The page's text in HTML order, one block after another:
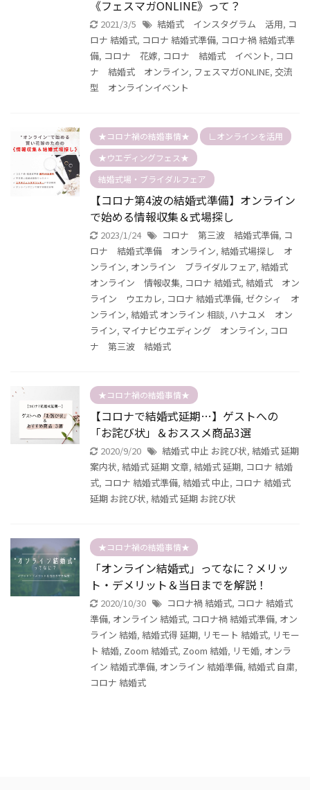
《フェスマガONLINE》って？
2021/3/5 結婚式 インスタグラム 活用, コ
ロナ 結婚式, コロナ 結婚式準備, コロナ禍 結婚式準
備, コロナ 花嫁, コロナ 結婚式 イベント, コロ
ナ 結婚式 オンライン, フェスマガONLINE, 交流
型 オンラインイベント
★コロナ禍の結婚事情★
∟オンラインを活用
★ウエディングフェス★
結婚式場・ブライダルフェア
【コロナ第4波の結婚式準備】オンライン
で始める情報収集＆式場探し
2023/1/24 コロナ 第三波 結婚式準備, コ
ロナ 結婚式準備 オンライン, 結婚式場探し オ
ンライン, オンライン ブライダルフェア, 結婚式
オンライン 情報収集, コロナ 結婚式, 結婚式 オン
ライン ウエカレ, コロナ 結婚式準備, ゼクシィ オ
ンライン, 結婚式 オンライン 相談, ハナユメ オン
ライン, マイナビウエディング オンライン, コロ
ナ 第三波 結婚式
★コロナ禍の結婚事情★
【コロナで結婚式延期…】ゲストへの
「お詫び状」＆おススメ商品3選
2020/9/20 結婚式 中止 お詫び状, 結婚式 延期
案内状, 結婚式 延期 文章, 結婚式 延期, コロナ 結婚
式, コロナ 結婚式準備, 結婚式 中止, コロナ 結婚式
延期 お詫び状, 結婚式 延期 お詫び状
★コロナ禍の結婚事情★
「オンライン結婚式」ってなに？メリッ
ト・デメリット＆当日までを解説！
2020/10/30 コロナ禍 結婚式, コロナ 結婚式
準備, オンライン 結婚式, コロナ禍 結婚式準備, オン
ライン 結婚, 結婚式得 延期, リモート 結婚式, リモー
ト 結婚, Zoom 結婚式, Zoom 結婚, リモ婚, オンラ
イン 結婚式準備, オンライン 結婚準備, 結婚式 自粛,
コロナ 結婚式